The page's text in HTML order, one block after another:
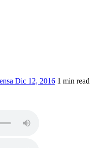
Dic 12, 2016 1 min read